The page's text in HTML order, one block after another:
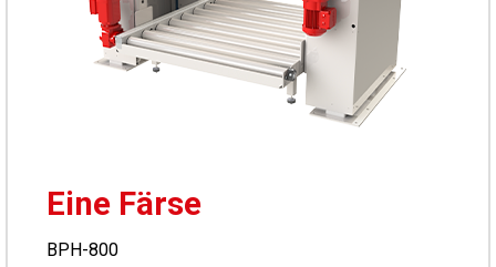
Eine Färse
BPH-800